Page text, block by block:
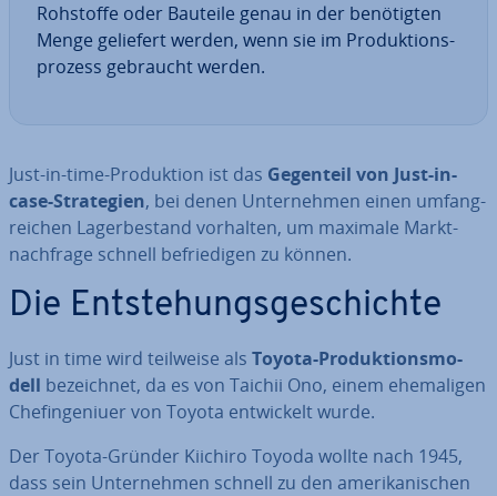
Rohstoffe oder Bauteile genau in der be­nö­tig­ten
Menge geliefert werden, wenn sie im Pro­duk­ti­ons­
pro­zess gebraucht werden.
Just-in-time-Pro­duk­ti­on ist das Gegenteil von Just-in-
case-Stra­te­gien, bei denen Un­ter­neh­men einen um­fang­
rei­chen La­ger­be­stand vorhalten, um maximale Markt­
nach­fra­ge schnell be­frie­di­gen zu können.
Die Ent­ste­hungs­ge­schich­te
Just in time wird teilweise als Toyota-Pro­duk­ti­ons­mo­
dell be­zeich­net, da es von Taichii Ono, einem ehe­ma­li­gen
Chef­inge­ni­uer von Toyota ent­wi­ckelt wurde.
Der Toyota-Gründer Kiichiro Toyoda wollte nach 1945,
dass sein Un­ter­neh­men schnell zu den ame­ri­ka­ni­schen